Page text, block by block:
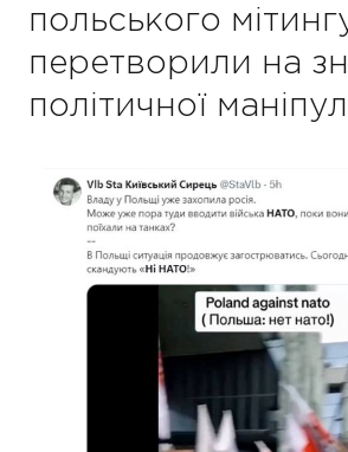
польського
перетворили на
політичної